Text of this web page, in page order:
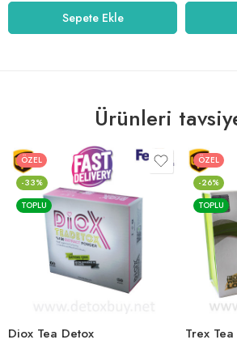
Sepete Ekle
Ürünleri
ÖZEL
-33%
TOPLU
Diox Tea Detox
ÖZEL
-26%
TOPLU
Trex